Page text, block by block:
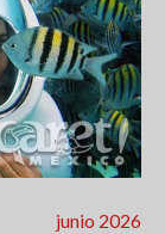
junio 2026